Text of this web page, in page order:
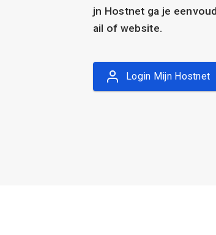
jn Hostnet ga je
ail of website.
Login Mijn Hostnet